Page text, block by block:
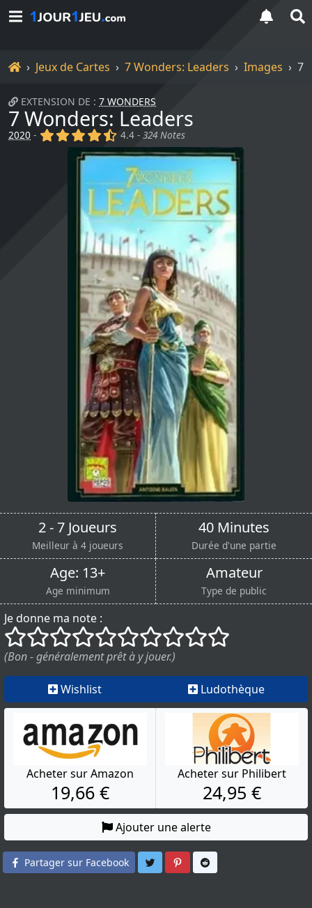
Accueil
Jeux de Cartes 7 Wonders: Leaders Images 7
EXTENSION DE : 7 WONDERS
7 Wonders: Leaders
2020 - (x) (x) (x) (x) (,)
4.4 -324 Notes
2 - 7 Joueurs
Meilleur à 4 joueurs
40 Minutes
Durée d'une partie
Age: 13+
Age minimum
Amateur
Type de public
Je donne ma note :
()
() () () () () () () ()
()
(Bon - généralement prêt à y jouer.)
Wishlist Ludothèque
Acheter sur Amazon
19,66 €
Acheter sur Philibert
24,95 €
Ajouter une alerte
Partager sur Facebook Partager sur Twitter
Partager sur Pinterest